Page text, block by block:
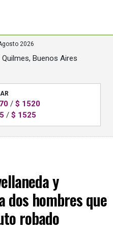
2026
Buenos Aires
/ $ 1520
/ $ 1525
y
dos hombres que
robado